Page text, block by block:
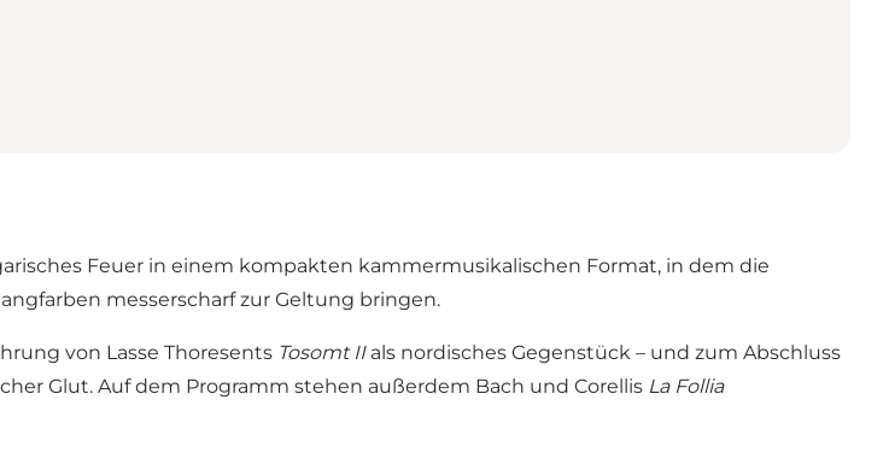
Feuer in einem kompakten kammermusikalischen Format, in dem die
messerscharf zur Geltung bringen.
von Lasse Thoresents Tosomt IIals nordisches Gegenstück – und zum Abschluss
Glut. Auf dem Programm stehen außerdem Bach und Corellis La Follia